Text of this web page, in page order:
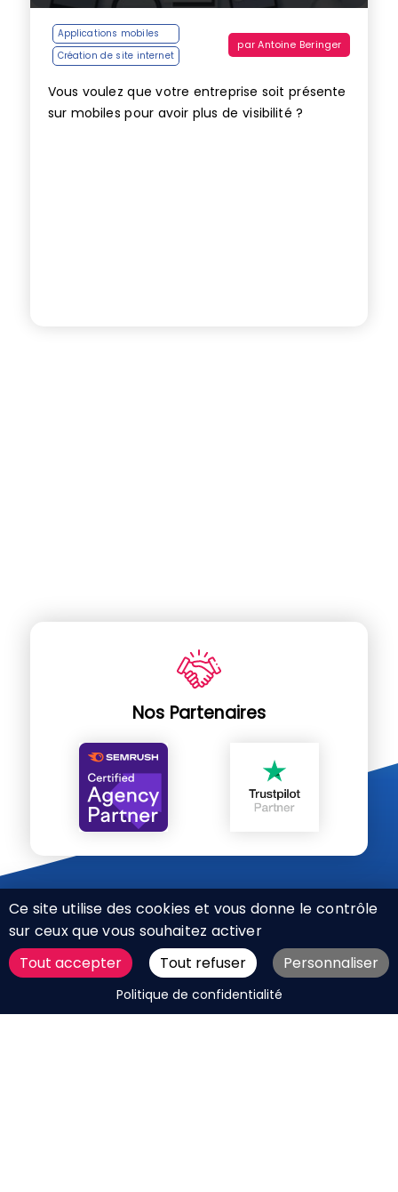
Applications mobiles
Création de site internet
parAntoine Beringer
Vous voulez que votre entreprise soit présente
sur mobiles pour avoir plus de visibilité ?
DEMANDER UN DEVIS
Nos Partenaires
CHARTE RÉSEAUX SOCIAUX
MENTIONS LÉGALES
Ce site utilise des cookies et vous donne le contrôle
sur ceux que vous souhaitez activer
Tout accepter
Tout refuser Personnaliser
Politique de confidentialité